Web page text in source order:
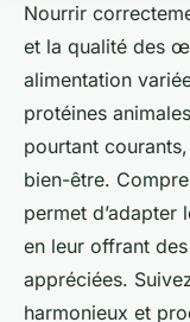
Nourrir
et la qualité des
alimentation
protéines
pourtant
bien-être.
permet d’adapter
en leur offrant
appréciées.
harmonieux et